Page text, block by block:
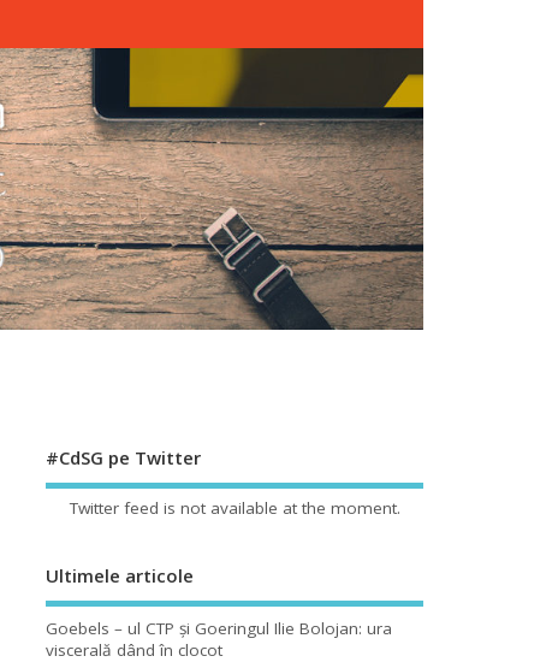
#CdSG pe Twitter
Twitter feed is not available at the moment.
Ultimele articole
Goebels – ul CTP şi Goeringul Ilie Bolojan: ura
viscerală dând în clocot